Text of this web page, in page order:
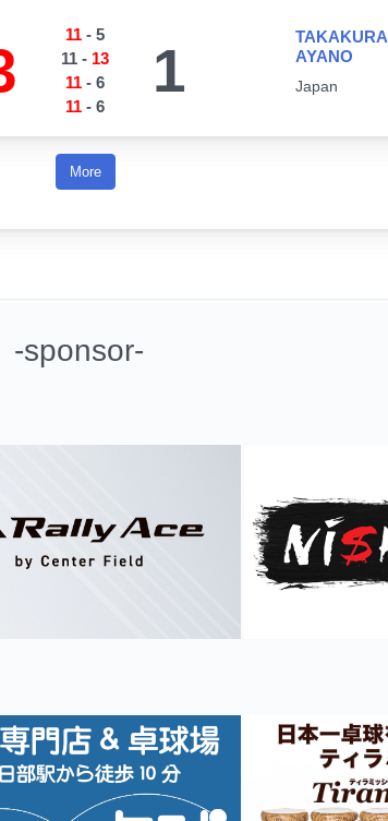
11- 5
11- 13
11- 6
11- 6
1
TAKAKURA
AYANO
Japan
More
-sponsor-